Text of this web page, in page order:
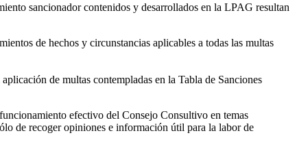
sancionador contenidos y desarrollados en la LPAG resultan
de hechos y circunstancias aplicables a todas las multas
de multas contempladas en la Tabla de Sanciones
efectivo del Consejo Consultivo en temas
de recoger opiniones e información útil para la labor de